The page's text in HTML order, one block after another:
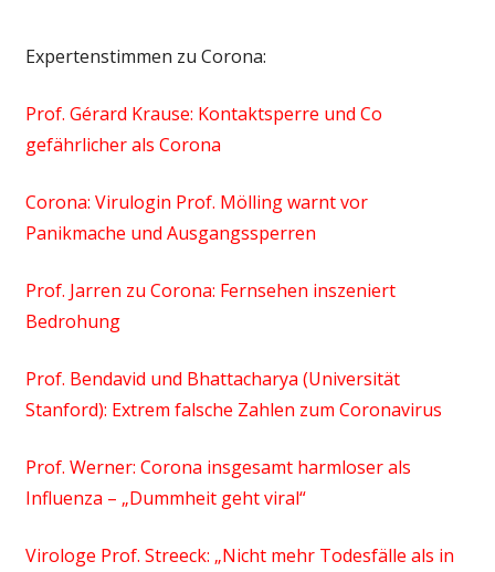
Expertenstimmen zu Corona:
Prof. Gérard Krause: Kontaktsperre und Co
gefährlicher als Corona
Corona: Virulogin Prof. Mölling warnt vor
Panikmache und Ausgangssperren
Prof. Jarren zu Corona: Fernsehen inszeniert
Bedrohung
Prof. Bendavid und Bhattacharya (Universität
Stanford): Extrem falsche Zahlen zum Coronavirus
Prof. Werner: Corona insgesamt harmloser als
Influenza – „Dummheit geht viral“
Virologe Prof. Streeck: „Nicht mehr Todesfälle als in